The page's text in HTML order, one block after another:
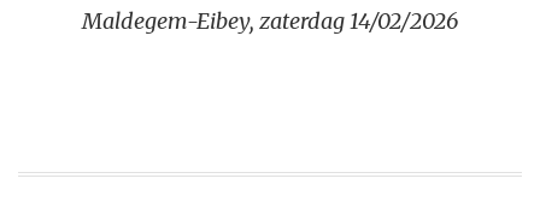
Maldegem-Eibey, zaterdag 14/02/2026